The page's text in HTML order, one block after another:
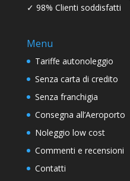
✓ 98% Clienti soddisfatti
Menu
Tariffe autonoleggio
Senza carta di credito
Senza franchigia
Consegna all’Aeroporto
Noleggio low cost
Commenti e recensioni
Contatti